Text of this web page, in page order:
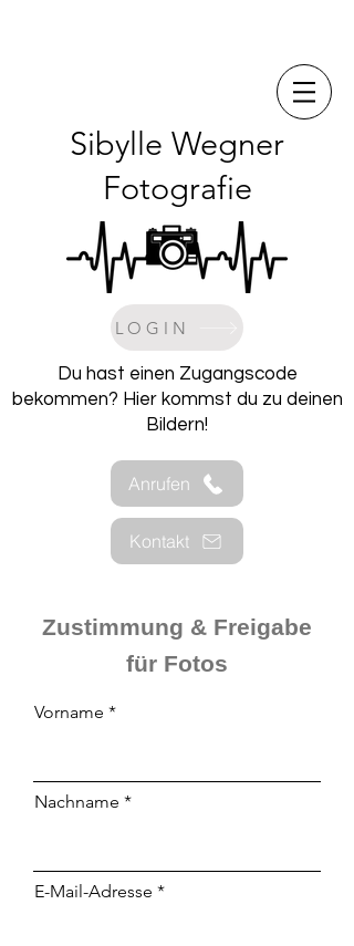
Sibylle Wegner
Fotografie
LOGIN
Du hast einen Zugangscode
bekommen? Hier kommst du zu deinen
Bildern!
Anrufen
Kontakt
Zustimmung & Freigabe
für Fotos
Vorname
Nachname
E-Mail-Adresse